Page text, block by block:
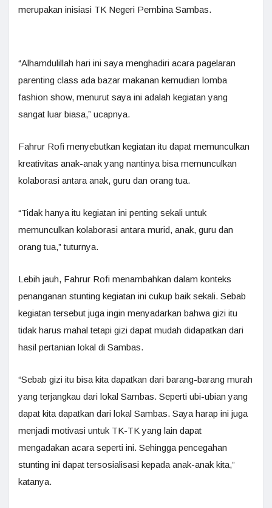
merupakan inisiasi TK Negeri Pembina Sambas.
“Alhamdulillah hari ini saya menghadiri acara pagelaran
parenting class ada bazar makanan kemudian lomba
fashion show, menurut saya ini adalah kegiatan yang
sangat luar biasa,” ucapnya.
Fahrur Rofi menyebutkan kegiatan itu dapat memunculkan
kreativitas anak-anak yang nantinya bisa memunculkan
kolaborasi antara anak, guru dan orang tua.
“Tidak hanya itu kegiatan ini penting sekali untuk
memunculkan kolaborasi antara murid, anak, guru dan
orang tua,” tuturnya.
Lebih jauh, Fahrur Rofi menambahkan dalam konteks
penanganan stunting kegiatan ini cukup baik sekali. Sebab
kegiatan tersebut juga ingin menyadarkan bahwa gizi itu
tidak harus mahal tetapi gizi dapat mudah didapatkan dari
hasil pertanian lokal di Sambas.
“Sebab gizi itu bisa kita dapatkan dari barang-barang murah
yang terjangkau dari lokal Sambas. Seperti ubi-ubian yang
dapat kita dapatkan dari lokal Sambas. Saya harap ini juga
menjadi motivasi untuk TK-TK yang lain dapat
mengadakan acara seperti ini. Sehingga pencegahan
stunting ini dapat tersosialisasi kepada anak-anak kita,”
katanya.